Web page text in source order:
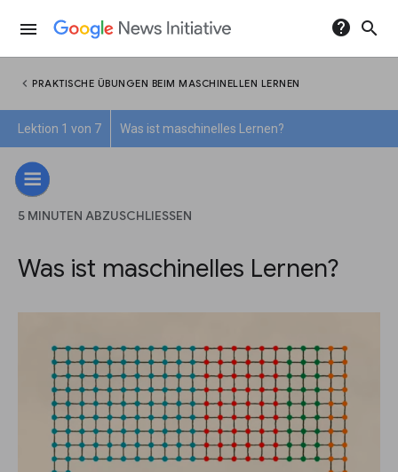
menu help search
chevron_left PRAKTISCHE ÜBUNGEN BEIM MASCHINELLEN LERNEN
Lektion 1 von 7 Was ist maschinelles Lernen?
5 MINUTEN ABZUSCHLIESSEN
Was ist maschinelles Lernen?